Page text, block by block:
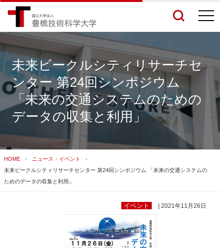
検索結果をもっと見る
関連サイトすべてを検索する
未来ビークルシティリサーチセ
ンター 第24回シンポジウム
「未来の交通システムのための
データの収集と利用」
HOME
ニュース・イベント
未来ビークルシティリサーチセンター 第24回シンポジウム 「未来の交通システムの
ためのデータの収集と利用」
イベント | 2021年11月26日